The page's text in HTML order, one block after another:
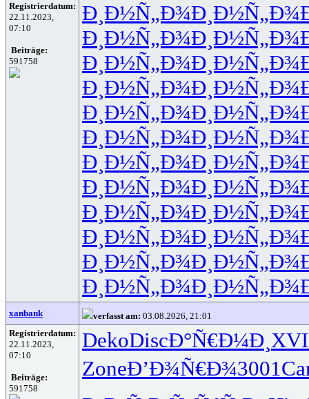
Registrierdatum:
22.11.2023,
07:10
Beiträge:
591758
Ð¸Ð½Ñ„Ð¾Ð¸Ð½Ñ„Ð¾
Ð¸Ð½Ñ„Ð¾Ð¸Ð½Ñ„Ð¾
Ð¸Ð½Ñ„Ð¾Ð¸Ð½Ñ„Ð¾
Ð¸Ð½Ñ„Ð¾Ð¸Ð½Ñ„Ð¾
Ð¸Ð½Ñ„Ð¾Ð¸Ð½Ñ„Ð¾
Ð¸Ð½Ñ„Ð¾Ð¸Ð½Ñ„Ð¾
Ð¸Ð½Ñ„Ð¾Ð¸Ð½Ñ„Ð¾
Ð¸Ð½Ñ„Ð¾Ð¸Ð½Ñ„Ð¾
Ð¸Ð½Ñ„Ð¾Ð¸Ð½Ñ„Ð¾
Ð¸Ð½Ñ„Ð¾Ð¸Ð½Ñ„Ð¾
Ð¸Ð½Ñ„Ð¾Ð¸Ð½Ñ„Ð¾
Ð¸Ð½Ñ„Ð¾Ð¸Ð½Ñ„Ð¾
xanbank verfasst am: 03.08.2026, 21:01
Registrierdatum:
22.11.2023,
07:10
Beiträge:
591758
DekoDiscÐ°Ñ€Ð¼Ð¸
ZoneÐ’Ð¾Ñ€Ð¾3001